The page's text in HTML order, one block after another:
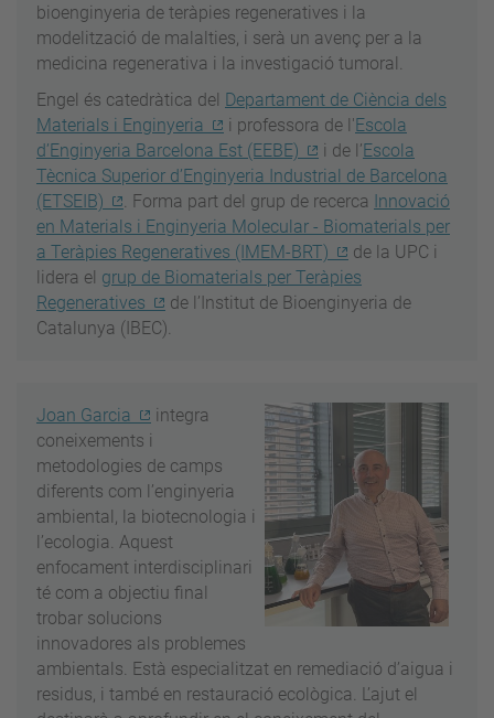
bioenginyeria de teràpies regeneratives i la
modelització de malalties, i serà un avenç per a la
medicina regenerativa i la investigació tumoral.
Engel és catedràtica del Departament de Ciència dels
Materials i Enginyeria
i professora de l'Escola
d’Enginyeria Barcelona Est (EEBE)
i de l’Escola
Tècnica Superior d’Enginyeria Industrial de Barcelona
(ETSEIB)
. Forma part del grup de recerca Innovació
en Materials i Enginyeria Molecular - Biomaterials per
a Teràpies Regeneratives (IMEM-BRT)
de la UPC i
lidera el grup de Biomaterials per Teràpies
Regeneratives
de l’Institut de Bioenginyeria de
Catalunya (IBEC).
Joan Garcia
integra
coneixements i
metodologies de camps
diferents com l’enginyeria
ambiental, la biotecnologia i
l’ecologia. Aquest
enfocament interdisciplinari
té com a objectiu final
trobar solucions
innovadores als problemes
ambientals. Està especialitzat en remediació d’aigua i
residus, i també en restauració ecològica. L’ajut el